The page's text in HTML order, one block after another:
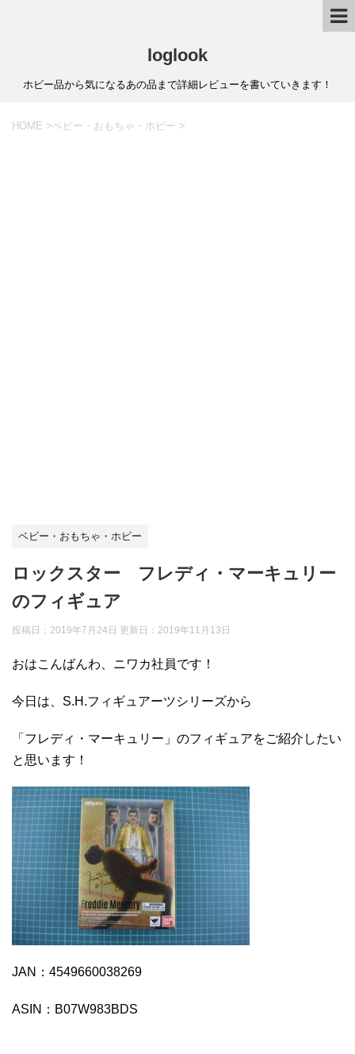
loglook
ホビー品から気になるあの品まで詳細レビューを書いていきます！
HOME >ベビー・おもちゃ・ホビー >
ベビー・おもちゃ・ホビー
ロックスター フレディ・マーキュリー
のフィギュア
投稿日：2019年7月24日 更新日： 2019年11月13日
おはこんばんわ、ニワカ社員です！
今日は、S.H.フィギュアーツシリーズから
「フレディ・マーキュリー」のフィギュアをご紹介したい
と思います！
JAN：4549660038269
ASIN：B07W983BDS